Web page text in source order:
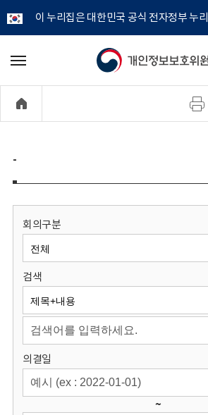
이 누리집은 대한민국 공식 전자정부 누
개
정
보
원
회
메
기
-
회의구분
검색
의결일
~